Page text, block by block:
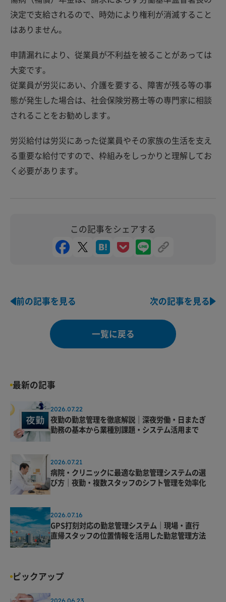
決定で支給されるので、時効により権利が消滅すること
はありません。
申請漏れにより、従業員が不利益を被ることがあっては
大変です。
従業員が労災にあい、介護を要する、障害が残る等の事
態が発生した場合は、社会保険労務士等の専門家に相談
されることをお勧めします。
労災給付は労災にあった従業員やその家族の生活を支え
る重要な給付ですので、枠組みをしっかりと理解してお
く必要があります。
この記事をシェアする
前の記事を見る 次の記事を見る
一覧に戻る
最新の記事
2026.07.22
夜勤の勤怠管理を徹底解説｜深夜労働・日またぎ
勤務の基本から業種別課題・システム活用まで
2026.07.21
病院・クリニックに最適な勤怠管理システムの選
び方｜夜勤・複数スタッフのシフト管理を効率化
2026.07.16
GPS打刻対応の勤怠管理システム｜現場・直行
直帰スタッフの位置情報を活用した勤怠管理方法
ピックアップ